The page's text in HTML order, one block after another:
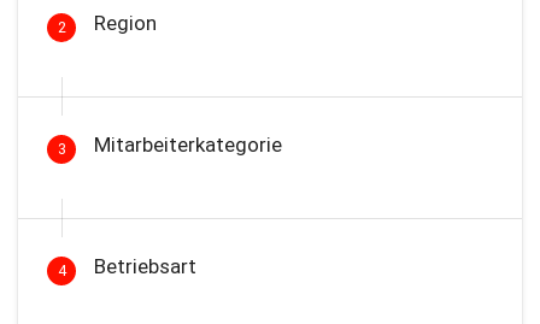
2 Region
3 Mitarbeiterkategorie
4 Betriebsart